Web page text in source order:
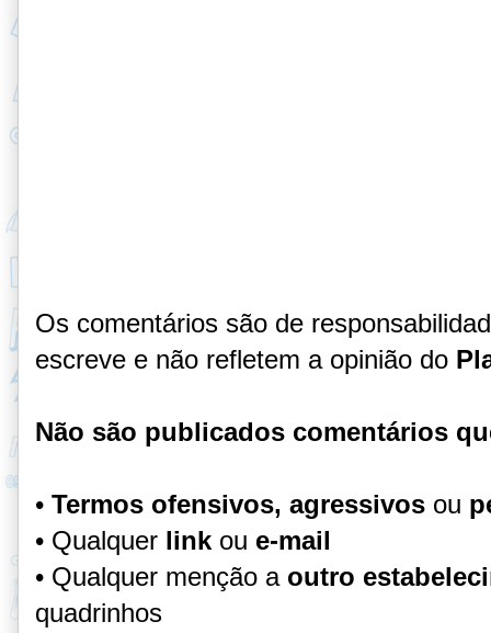
Os comentários são de
escreve e não refletem a opinião do
Não são publicados comentários
• Termos ofensivos, agressivos ou
• Qualquer linkou e-mail
• Qualquer menção a outro
quadrinhos